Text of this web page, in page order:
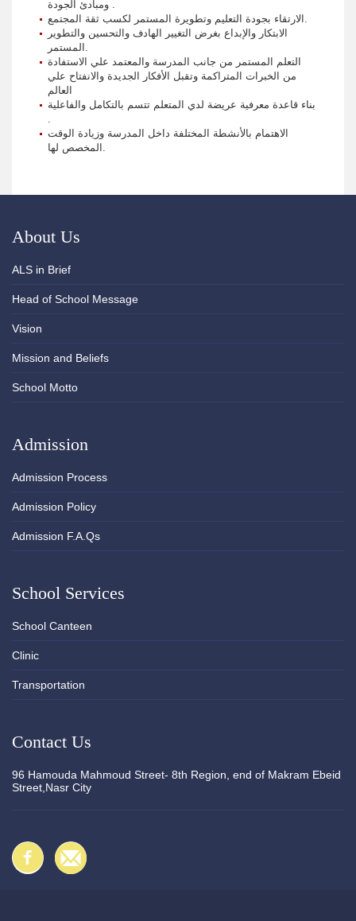
الابتكار والإبداع بغرض التغيير الهادف والتحسين والتطوير
التعلم المستمر من جانب المدرسة والمعتمد علي الاستفادة
من الخبرات المتراكمة وتقبل الأفكار الجديدة والانفتاح علي
العالم
بناء قاعدة معرفية عريضة لدي المتعلم تتسم بالتكامل والفاعلية
الاهتمام بالأنشطة المختلفة داخل المدرسة وزيادة الوقت
About Us
ALS in Brief
Head of School Message
Vision
Mission and Beliefs
School Motto
Admission
Admission Process
Admission Policy
Admission F.A.Qs
School Services
School Canteen
Clinic
Transportation
Contact Us
96 Hamouda Mahmoud Street- 8th Region, end of Makram Ebeid
Street,Nasr City